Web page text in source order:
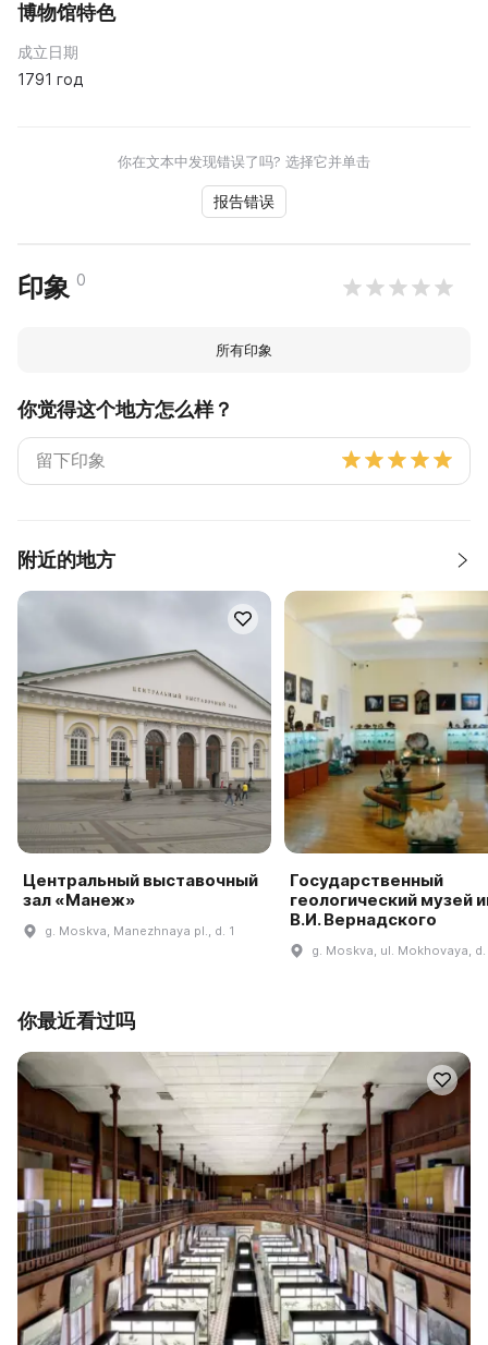
博物馆特色
成立日期
1791 год
你在文本中发现错误了吗? 选择它并单击
报告错误
印象 0
所有印象
你觉得这个地方怎么样？
附近的地方
Центральный выставочный
зал «Манеж»
g. Moskva, Manezhnaya pl., d. 1
Государственный
геологический музей
В.И. Вернадского
g. Moskva, ul. Mokhovaya, d.
你最近看过吗